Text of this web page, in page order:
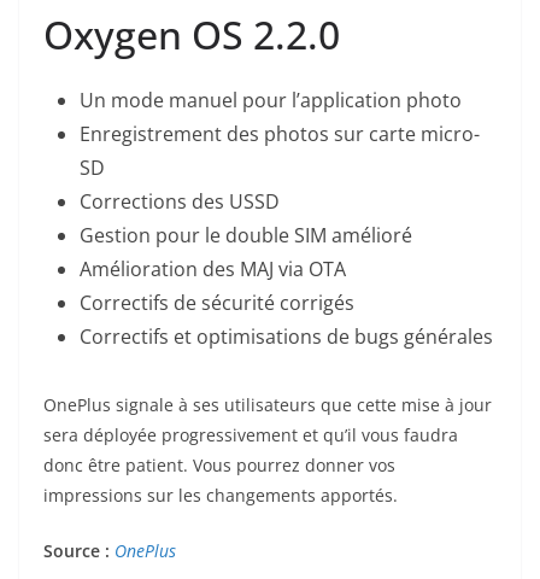
Oxygen OS 2.2.0
Un mode manuel pour l’application photo
Enregistrement des photos sur carte micro-
SD
Corrections des USSD
Gestion pour le double SIM amélioré
Amélioration des MAJ via OTA
Correctifs de sécurité corrigés
Correctifs et optimisations de bugs générales
OnePlus signale à ses utilisateurs que cette mise à jour
sera déployée progressivement et qu’il vous faudra
donc être patient. Vous pourrez donner vos
impressions sur les changements apportés.
Source : OnePlus